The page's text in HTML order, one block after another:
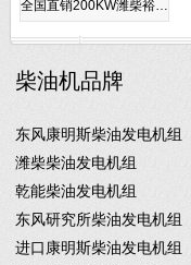
全国直销200KW潍柴裕…
柴油机品牌
东风康明斯柴油发电机组
潍柴柴油发电机组
乾能柴油发电机组
东风研究所柴油发电机组
进口康明斯柴油发电机组